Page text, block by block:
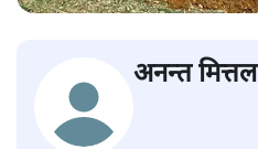
अनन्त मित्तल